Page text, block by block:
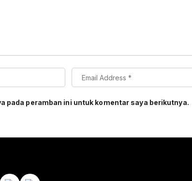
pada peramban ini untuk komentar saya berikutnya.